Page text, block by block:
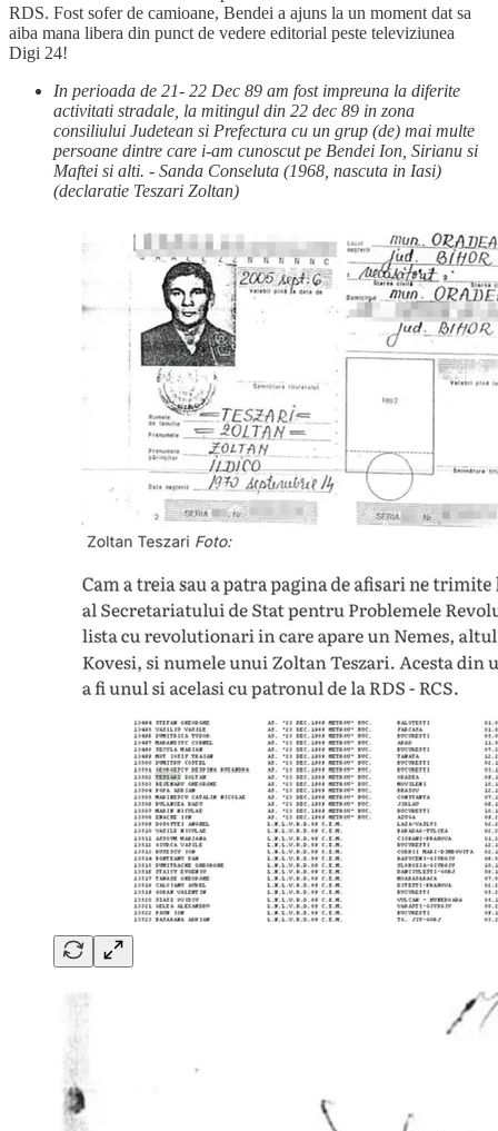
RDS. Fost sofer de camioane, Bendei a ajuns la un moment dat sa
aiba mana libera din punct de vedere editorial peste televiziunea
Digi 24!
In perioada de 21- 22 Dec 89 am fost impreuna la diferite
activitati stradale, la mitingul din 22 dec 89 in zona
consiliului Judetean si Prefectura cu un grup (de) mai multe
persoane dintre care i-am cunoscut pe Bendei Ion, Sirianu si
Maftei si alti. - Sanda Conseluta (1968, nascuta in Iasi)
(declaratie Teszari Zoltan)